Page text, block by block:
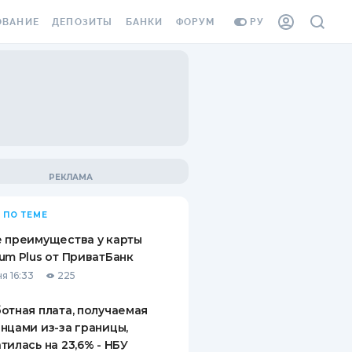
РУ
ВИНЬЕТКА
СОТРУДНИКОВ
ОТ
СЛУЧАЕВ
ДЕПОЗИТЫ
ВОПРОСЫ И ОТВЕТЫ
ПУТЕВОДИТЕЛИ ПО
БАНКИ ФОРУМ
ПО ТЕМЕ
преимущества у карты
Plus от ПриватБанк
16:33 225
плата, получаемая
из-за границы,
на 23,6% - НБУ